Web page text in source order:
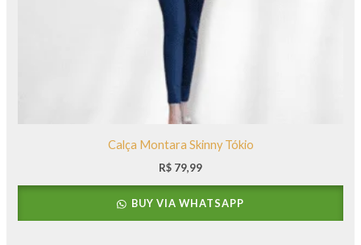
Calça Montara Skinny Tókio
R$ 79,99
BUY VIA WHATSAPP